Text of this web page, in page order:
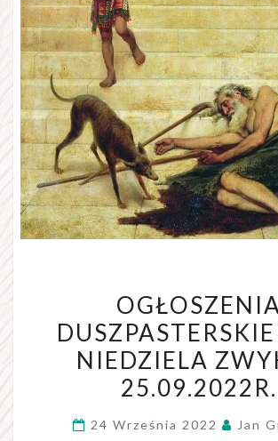
XXVI
ZWYKŁA
NIEDZIELA
25.09.2022R.
24 Września 2022 Jan